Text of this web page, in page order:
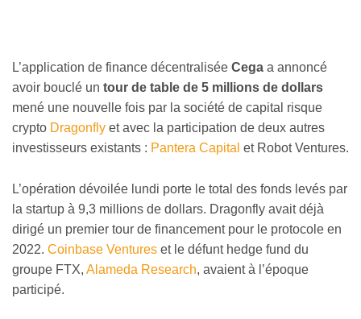
L’application de finance décentralisée Cega a annoncé
avoir bouclé un tour de table de 5 millions de dollars
mené une nouvelle fois par la société de capital risque
crypto Dragonfly et avec la participation de deux autres
investisseurs existants : Pantera Capital et Robot Ventures.
L’opération dévoilée lundi porte le total des fonds levés par
la startup à 9,3 millions de dollars. Dragonfly avait déjà
dirigé un premier tour de financement pour le protocole en
2022. Coinbase Ventures et le défunt hedge fund du
groupe FTX, Alameda Research, avaient à l’époque
participé.